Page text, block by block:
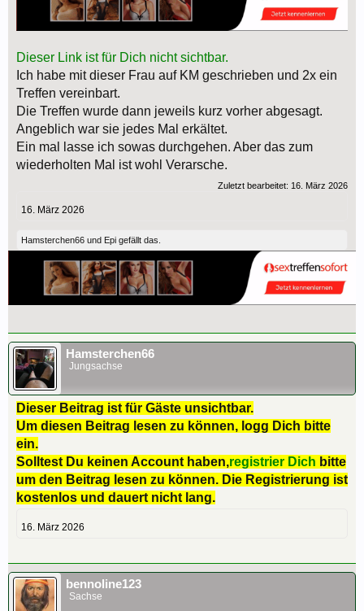
Dieser Link ist für Dich nicht sichtbar.
Ich habe mit dieser Frau auf KM geschrieben und 2x ein
Treffen vereinbart.
Die Treffen wurde dann jeweils kurz vorher abgesagt.
Angeblich war sie jedes Mal erkältet.
Ein mal lasse ich sowas durchgehen. Aber das zum
wiederholten Mal ist wohl Verarsche.
Zuletzt bearbeitet: 16. März 2026
16. März 2026
Hamsterchen66 und Epi gefällt das.
Hamsterchen66
Jungsachse
Dieser Beitrag ist für Gäste unsichtbar.
Um diesen Beitrag lesen zu können, logg Dich bitte
ein.
Solltest Du keinen Account haben,registrier Dich bitte
um den Beitrag lesen zu können. Die Registrierung ist
kostenlos und dauert nicht lang.
16. März 2026
bennoline123
Sachse